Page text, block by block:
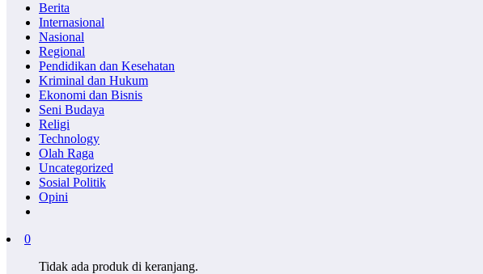
Berita
Internasional
Nasional
Regional
Pendidikan dan Kesehatan
Kriminal dan Hukum
Ekonomi dan Bisnis
Seni Budaya
Religi
Technology
Olah Raga
Uncategorized
Sosial Politik
Opini
0
Tidak ada produk di keranjang.